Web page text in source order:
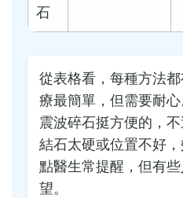
石
從表格看，每種方法
療最簡單，但需要耐
震波碎石挺方便的，
結石太硬或位置不好
點醫生常提醒，但有
望。